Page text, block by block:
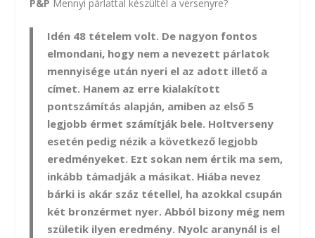
P&P Mennyi párlattal készültél a versenyre?
Idén 48 tételem volt. De nagyon fontos
elmondani, hogy nem a nevezett párlatok
mennyisége után nyeri el az adott illető a
címet. Hanem az erre kialakított
pontszámítás alapján, amiben az első 5
legjobb érmet számítják bele. Holtverseny
esetén pedig nézik a következő legjobb
eredményeket. Ezt sokan nem értik ma sem,
inkább támadják a másikat. Hiába nevez
bárki is akár száz tétellel, ha azokkal csupán
két bronzérmet nyer. Abból bizony még nem
születik ilyen eredmény. Nyolc aranynál is el